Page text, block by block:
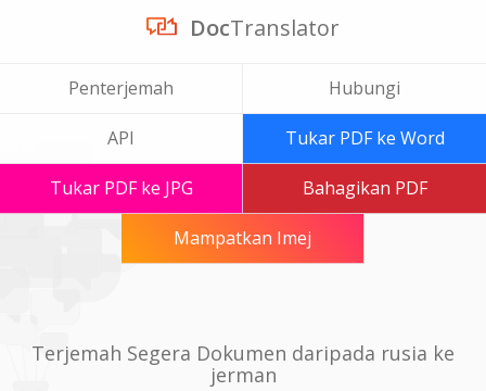
DocTranslator
Penterjemah Hubungi
API Tukar PDF ke Word
Tukar PDF ke JPG Bahagikan PDF
Mampatkan Imej
Terjemah Segera Dokumen daripada rusia ke
jerman